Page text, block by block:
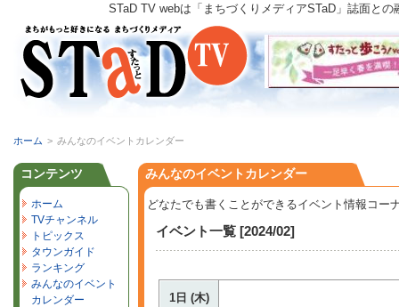
STaD TV webは「まちづくりメディアSTaD」誌面と
ホーム > みんなのイベントカレンダー
みんなのイベントカレンダー
どなたでも書くことができるイベント情報コー
イベント一覧 [2024/02]
1日 (木)
コンテンツ
ホーム
TVチャンネル
トピックス
タウンガイド
ランキング
みんなのイベント
カレンダー